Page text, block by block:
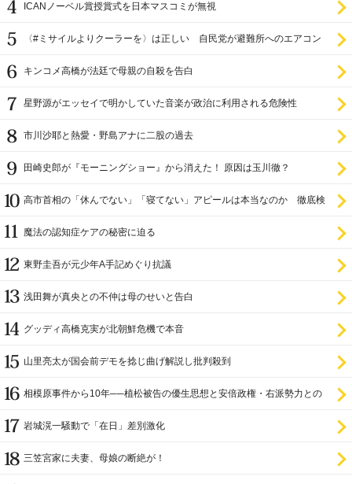
ICANノーベル賞授賞式を日本マスコミが無視
〈#ミサイルよりクーラーを〉は正しい 自民党が避難所へのエアコン
キンコメ高橋が法廷で母親の自殺を告白
星野源がエッセイで明かしていた音楽が政治に利用される危険性
市川沙耶と熱愛・野島アナに二股の過去
田崎史郎が『モーニングショー』から消えた！ 原因は玉川徹？
高市首相の「休んでない」「寝てない」アピールは本当なのか 徹底検
魔法の認知症ケアの秘密に迫る
東野圭吾が元少年A手記めぐり抗議
浅田舞が真央との不仲は母のせいと告白
グッディ高橋克実が北朝鮮危機で本音
山里亮太が国会前デモを捻じ曲げ解説し批判殺到
相模原事件から10年──植松被告の優生思想と安倍政権・右派勢力との
岩城滉一騒動で「在日」差別激化
三笠宮家に夫妻、母娘の断絶が！